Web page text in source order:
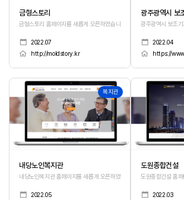
금형스토리
금형스토리 홈페이지를 새롭게 오픈하였습니다.
2022.07
http://moldstory.kr
광주광역시 보
광주광역시 보조
2022.04
https://
389 복지관
내당노인복지관
내당노인복지관 홈페이지를 새롭게 오픈하였습니다.
2022.05
도원종합건설
도원종합건설 홈페
2022.03